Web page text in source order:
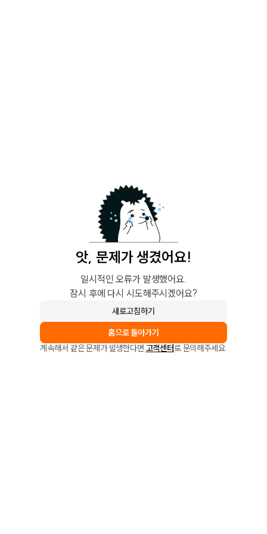
앗, 문제가 생겼어요!
일시적인 오류가 발생했어요.
잠시 후에 다시 시도해주시겠어요?
새로고침하기
홈으로 돌아가기
계속해서 같은 문제가 발생한다면 고객센터로 문의해주세요.